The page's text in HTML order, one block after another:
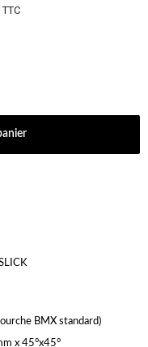
TTC
BMX standard)
x 45°x45°